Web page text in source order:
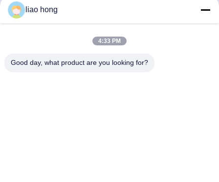
học có mùi nhẹ Cas số
7757 82 6 Để tăng hiệu
liao hong
4:33 PM
Good day, what product are you looking for?